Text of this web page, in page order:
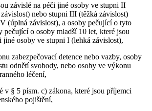
závislé na péči jiné osoby ve stupni II
nebo stupni III (těžká závislost)
(úplná závislost), a osoby pečující o tyto
pečující o osoby mladší 10 let, které jsou
jiné osoby ve stupni I (lehká závislost),
zabezpečovací detence nebo vazby, osoby
odnětí svobody, nebo osoby ve výkonu
léčení,
v § 5 písm. c) zákona, které jsou příjemci
pojištění,